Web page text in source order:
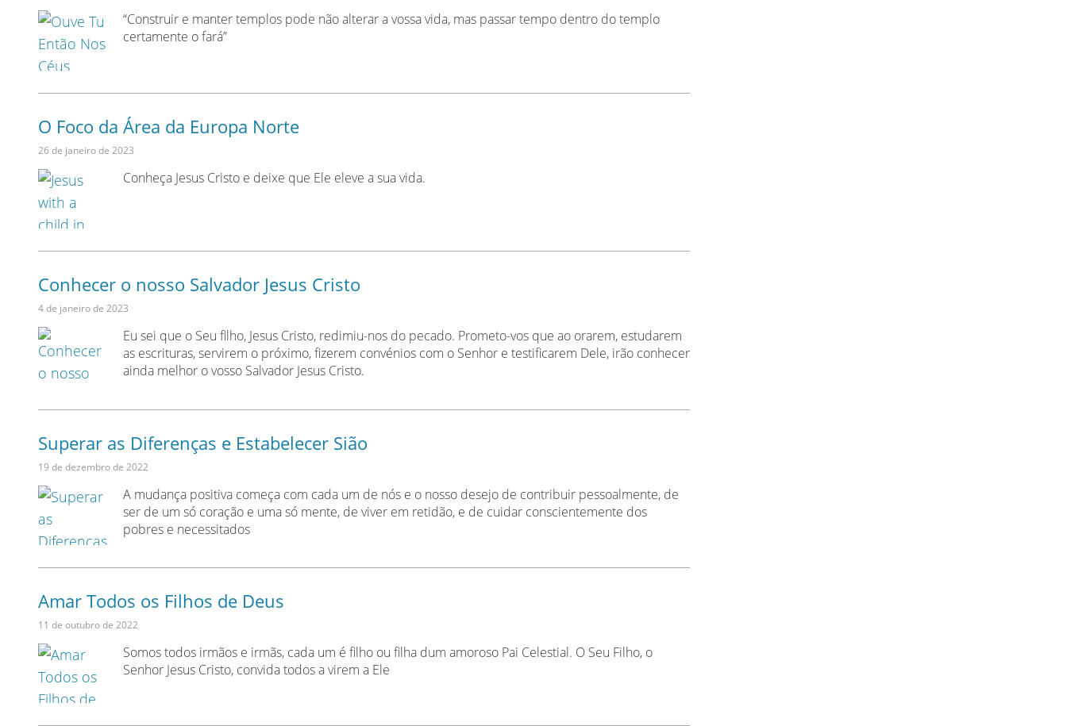
“Construir e manter templos pode não alterar a vossa vida, mas passar tempo dentro do templo
certamente o fará”
O Foco da Área da Europa Norte
26 de janeiro de 2023
Conheça Jesus Cristo e deixe que Ele eleve a sua vida.
Conhecer o nosso Salvador Jesus Cristo
4 de janeiro de 2023
Eu sei que o Seu filho, Jesus Cristo, redimiu-nos do pecado. Prometo-vos que ao orarem, estudarem
as escrituras, servirem o próximo, fizerem convénios com o Senhor e testificarem Dele, irão conhecer
ainda melhor o vosso Salvador Jesus Cristo.
Superar as Diferenças e Estabelecer Sião
19 de dezembro de 2022
A mudança positiva começa com cada um de nós e o nosso desejo de contribuir pessoalmente, de
ser de um só coração e uma só mente, de viver em retidão, e de cuidar conscientemente dos
pobres e necessitados
Amar Todos os Filhos de Deus
11 de outubro de 2022
Somos todos irmãos e irmãs, cada um é filho ou filha dum amoroso Pai Celestial. O Seu Filho, o
Senhor Jesus Cristo, convida todos a virem a Ele